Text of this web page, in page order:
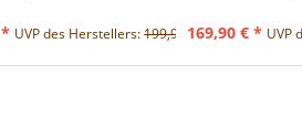
UVP des Herstellers:199,90 € *169,90 € * UVP